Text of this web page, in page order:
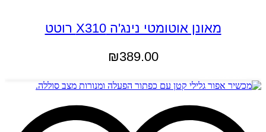
מאונן אוטומטי נינג'ה X310 רוטט
₪389.00